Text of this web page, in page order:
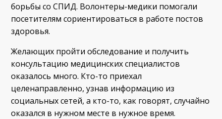
борьбы со СПИД. Волонтеры-медики помогали
посетителям сориентироваться в работе постов
здоровья.
Желающих пройти обследование и получить
консультацию медицинских специалистов
оказалось много. Кто-то приехал
целенаправленно, узнав информацию из
социальных сетей, а кто-то, как говорят, случайно
оказался в нужном месте в нужное время.